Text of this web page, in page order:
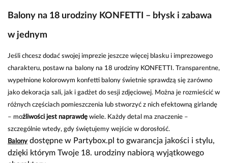
Balony na 18 urodziny KONFETTI – błysk i zabawa
w jednym
Jeśli chcesz dodać swojej imprezie jeszcze więcej blasku i imprezowego
charakteru, postaw na balony na 18 urodziny KONFETTI . Transparentne,
wypełnione kolorowym konfetti balony świetnie sprawdzą się zarówno
jako dekoracja sali, jak i gadżet do sesji zdjęciowej. Można je rozmieścić w
różnych częściach pomieszczenia lub stworzyć z nich efektowną girlandę
– możliwości jest naprawdę wiele. Każdy detal ma znaczenie –
szczególnie wtedy, gdy świętujemy wejście w dorosłość.
Balony dostępne w Partybox.pl to gwarancja jakości i stylu,
dzięki którym Twoje 18. urodziny nabiorą wyjątkowego